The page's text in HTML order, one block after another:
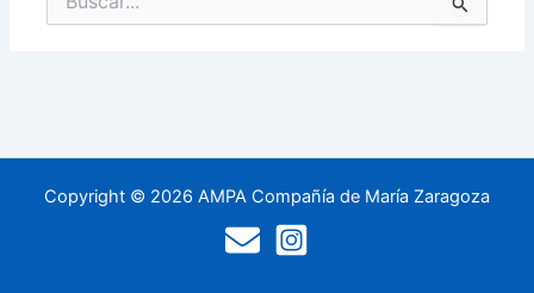
por:
Copyright © 2026 AMPA Compañía de María Zaragoza